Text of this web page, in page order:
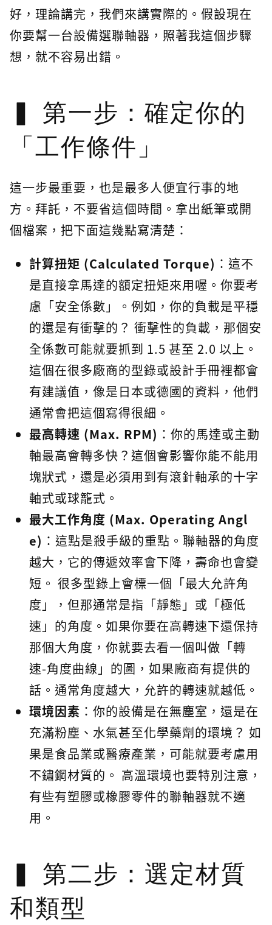
好，理論講完，我們來講實際的。假設現在
你要幫一台設備選聯軸器，照著我這個步驟
想，就不容易出錯。
第一步：確定你的
「工作條件」
這一步最重要，也是最多人便宜行事的地
方。拜託，不要省這個時間。拿出紙筆或開
個檔案，把下面這幾點寫清楚：
計算扭矩 (Calculated Torque) ：這不
是直接拿馬達的額定扭矩來用喔。你要考
慮「安全係數」。例如，你的負載是平穩
的還是有衝擊的？ 衝擊性的負載，那個安
全係數可能就要抓到 1.5 甚至 2.0 以上。
這個在很多廠商的型錄或設計手冊裡都會
有建議值，像是日本或德國的資料，他們
通常會把這個寫得很細。
最高轉速 (Max. RPM) ：你的馬達或主動
軸最高會轉多快？這個會影響你能不能用
塊狀式，還是必須用到有滾針軸承的十字
軸式或球籠式。
最大工作角度 (Max. Operating Angl
e) ：這點是殺手級的重點。聯軸器的角度
越大，它的傳遞效率會下降，壽命也會變
短。 很多型錄上會標一個「最大允許角
度」，但那通常是指「靜態」或「極低
速」的角度。如果你要在高轉速下還保持
那個大角度，你就要去看一個叫做「轉
速-角度曲線」的圖，如果廠商有提供的
話。通常角度越大，允許的轉速就越低。
環境因素 ：你的設備是在無塵室，還是在
充滿粉塵、水氣甚至化學藥劑的環境？ 如
果是食品業或醫療產業，可能就要考慮用
不鏽鋼材質的。 高溫環境也要特別注意，
有些有塑膠或橡膠零件的聯軸器就不適
用。
第二步：選定材質
和類型